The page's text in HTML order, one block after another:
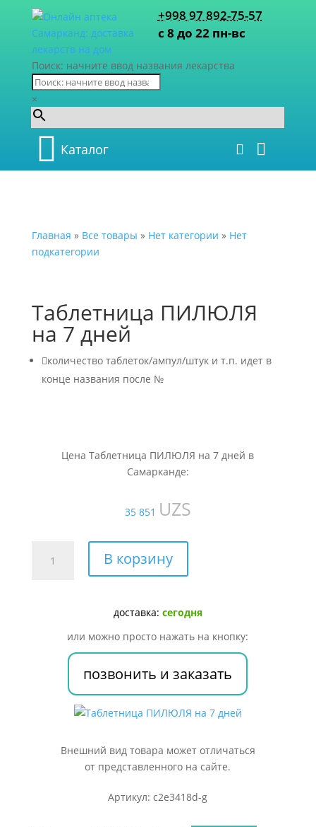
+998 97 892-75-57
с 8 до 22 пн-вс
Поиск: начните ввод названия лекарства
×
Каталог
Главная » Все товары » Нет категории » Нет
подкатегории
Таблетница ПИЛЮЛЯ
на 7 дней
количество таблеток/ампул/штук и т.п. идет в
конце названия после №
Цена Таблетница ПИЛЮЛЯ на 7 дней в
Самарканде:
35 851 UZS
товара
В корзину
доставка: сегодня
или можно просто нажать на кнопку:
позвонить и заказать
Внешний вид товара может отличаться
от представленного на сайте.
Артикул: c2e3418d-g